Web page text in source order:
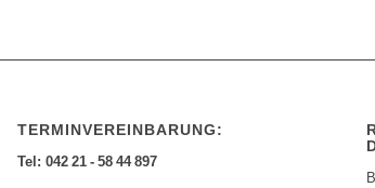
TERMINVEREINBARUNG:
Tel: 042 21 - 58 44 897